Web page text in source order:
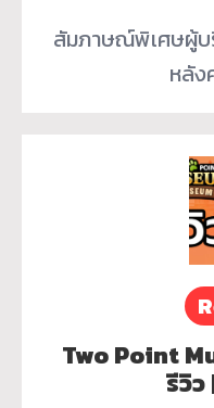
สัมภาษณ์พิเศษผู้บ
หลัง
Two Point
รีวิว